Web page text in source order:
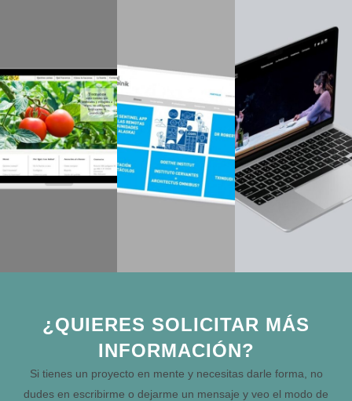
¿QUIERES SOLICITAR MÁS
INFORMACIÓN?
Si tienes un proyecto en mente y necesitas darle forma, no
dudes en escribirme o dejarme un mensaje y veo el modo de